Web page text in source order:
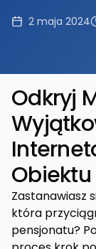
2 maja 2024
Odkryj
Obiektu
Zastanawiasz
która
pensjonatu?